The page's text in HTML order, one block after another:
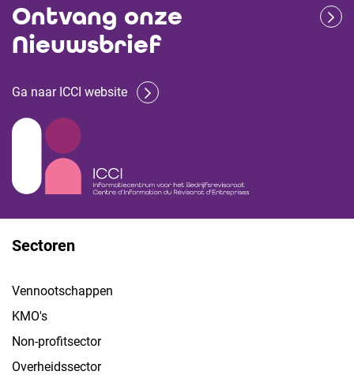
Ontvang onze
Nieuwsbrief
Ga naar ICCI website
Sectoren
Vennootschappen
KMO's
Non-profitsector
Overheidssector